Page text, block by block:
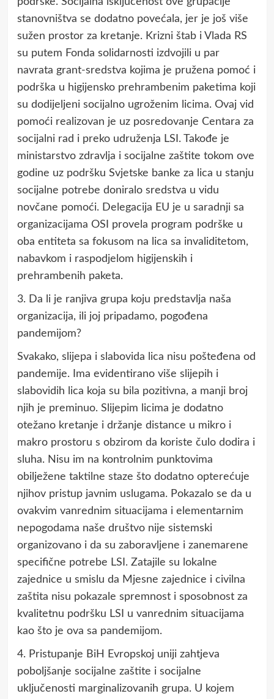
stanovništva se dodatno povećala, jer je još više
sužen prostor za kretanje. Krizni štab i Vlada RS
su putem Fonda solidarnosti izdvojili u par
navrata grant-sredstva kojima je pružena pomoć i
podrška u higijensko prehrambenim paketima koji
su dodijeljeni socijalno ugroženim licima. Ovaj vid
pomoći realizovan je uz posredovanje Centara za
socijalni rad i preko udruženja LSI. Takođe je
ministarstvo zdravlja i socijalne zaštite tokom ove
godine uz podršku Svjetske banke za lica u stanju
socijalne potrebe doniralo sredstva u vidu
novčane pomoći. Delegacija EU je u saradnji sa
organizacijama OSI provela program podrške u
oba entiteta sa fokusom na lica sa invaliditetom,
nabavkom i raspodjelom higijenskih i
prehrambenih paketa.
3. Da li je ranjiva grupa koju predstavlja naša
organizacija, ili joj pripadamo, pogođena
pandemijom?
Svakako, slijepa i slabovida lica nisu pošteđena od
pandemije. Ima evidentirano više slijepih i
slabovidih lica koja su bila pozitivna, a manji broj
njih je preminuo. Slijepim licima je dodatno
otežano kretanje i držanje distance u mikro i
makro prostoru s obzirom da koriste čulo dodira i
sluha. Nisu im na kontrolnim punktovima
obilježene taktilne staze što dodatno opterećuje
njihov pristup javnim uslugama. Pokazalo se da u
ovakvim vanrednim situacijama i elementarnim
nepogodama naše društvo nije sistemski
organizovano i da su zaboravljene i zanemarene
specifične potrebe LSI. Zatajile su lokalne
zajednice u smislu da Mjesne zajednice i civilna
zaštita nisu pokazale spremnost i sposobnost za
kvalitetnu podršku LSI u vanrednim situacijama
kao što je ova sa pandemijom.
4. Pristupanje BiH Evropskoj uniji zahtjeva
poboljšanje socijalne zaštite i socijalne
uključenosti marginalizovanih grupa. U kojem